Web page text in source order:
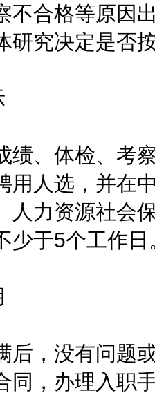
不合格等原因
研究决定是否
、体检、考察
用人选，并在
人力资源社会
少于5个工作日
，没有问题或
同，办理入职